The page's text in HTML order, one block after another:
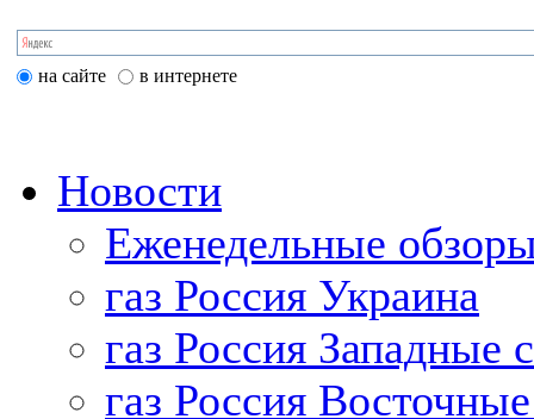
на сайте в интернете
Новости
Еженедельные
газ Россия Украина
газ Россия Западные
газ Россия